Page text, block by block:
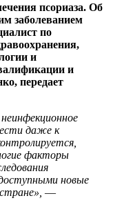
псориаза. Об
заболеванием
по
и
и
передает
даже к
факторы
новые
—